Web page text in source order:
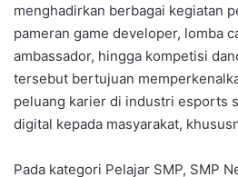
menghadirkan berbagai kegiatan
pameran game developer, lomba
ambassador, hingga kompetisi
tersebut bertujuan
peluang karier di industri esports
digital kepada masyarakat,
Pada kategori Pelajar SMP, SMP